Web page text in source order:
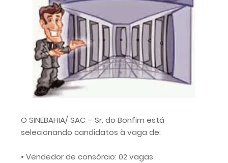
O SINEBAHIA/ SAC – Sr. do Bonfim está
selecionando candidatos à vaga de:
• Vendedor de consórcio: 02 vagas